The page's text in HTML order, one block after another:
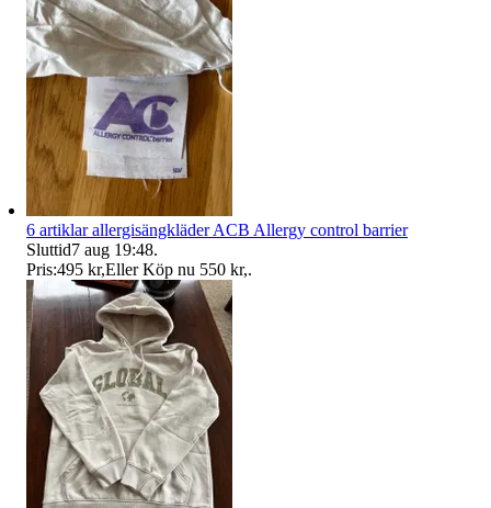
6 artiklar allergisängkläder ACB Allergy control barrier
Sluttid7 aug 19:48.
Pris:495 kr,Eller Köp nu 550 kr,.